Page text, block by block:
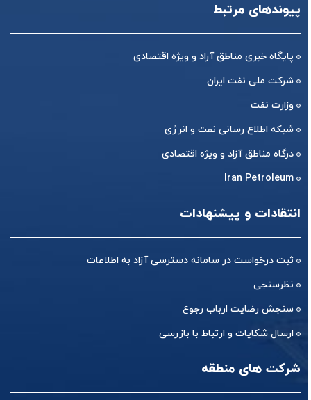
پیوندهای مرتبط
پایگاه خبری مناطق آزاد و ویژه اقتصادی
شرکت ملی نفت ایران
وزارت نفت
شبکه اطلاع رسانی نفت و انرژی
درگاه مناطق آزاد و ویژه اقتصادی
Iran Petroleum
انتقادات و پیشنهادات
ثبت درخواست در سامانه دسترسی آزاد به اطلاعات
نظرسنجی
سنجش رضایت ارباب رجوع
ارسال شکایات و ارتباط با بازرسی
شرکت های منطقه